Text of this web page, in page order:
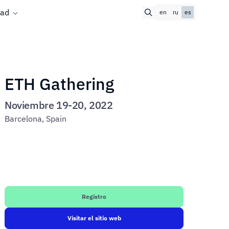
en ru es
ETH Gathering
Noviembre 19-20, 2022
Barcelona, Spain
Registro
Visitar el sitio web